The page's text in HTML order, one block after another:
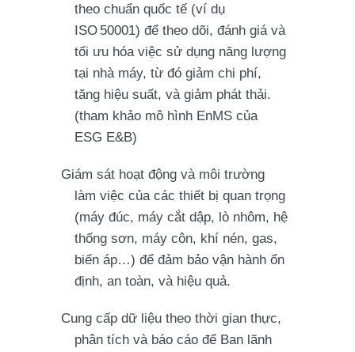
theo chuẩn quốc tế (ví dụ
ISO 50001) để theo dõi, đánh giá và
tối ưu hóa việc sử dụng năng lượng
tại nhà máy, từ đó giảm chi phí,
tăng hiệu suất, và giảm phát thải.
(tham khảo mô hình EnMS của
ESG E&B)
Giám sát hoạt động và môi trường
làm việc của các thiết bị quan trọng
(máy đúc, máy cắt dập, lò nhôm, hệ
thống sơn, máy côn, khí nén, gas,
biến áp…) để đảm bảo vận hành ổn
định, an toàn, và hiệu quả.
Cung cấp dữ liệu theo thời gian thực,
phân tích và báo cáo để Ban lãnh